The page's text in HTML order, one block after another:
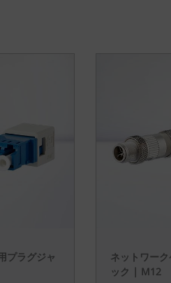
プラグジャ
ネットワー
ック | M12